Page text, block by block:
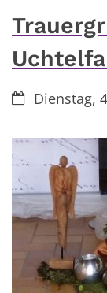
Datum:Dienstag,